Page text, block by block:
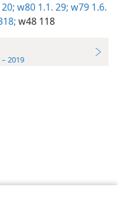
20; w80 1.1. 29; w79 1.6.
w48 118
2019